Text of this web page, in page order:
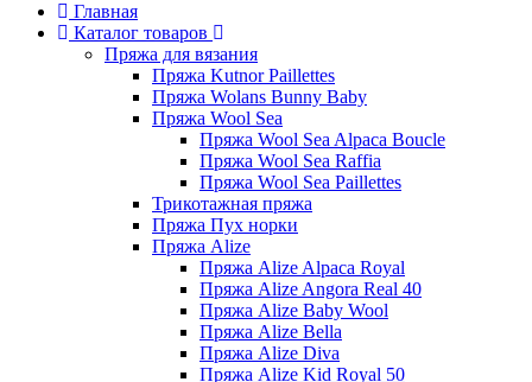
Главная
Каталог товаров
Пряжа для вязания
Пряжа Kutnor Paillettes
Пряжа Wolans Bunny Baby
Пряжа Wool Sea
Пряжа Wool Sea Alpaca Boucle
Пряжа Wool Sea Raffia
Пряжа Wool Sea Paillettes
Трикотажная пряжа
Пряжа Пух норки
Пряжа Alize
Пряжа Alize Alpaca Royal
Пряжа Alize Angora Real 40
Пряжа Alize Baby Wool
Пряжа Alize Bella
Пряжа Alize Diva
Пряжа Alize Kid Royal 50